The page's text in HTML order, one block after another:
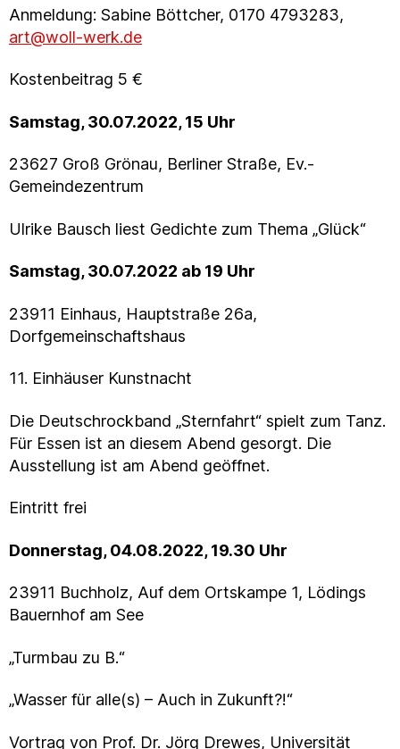
Anmeldung: Sabine Böttcher, 0170 4793283,
art@woll-werk.de
Kostenbeitrag 5 €
Samstag, 30.07.2022, 15 Uhr
23627 Groß Grönau, Berliner Straße, Ev.-
Gemeindezentrum
Ulrike Bausch liest Gedichte zum Thema „Glück“
Samstag, 30.07.2022 ab 19 Uhr
23911 Einhaus, Hauptstraße 26a,
Dorfgemeinschaftshaus
11. Einhäuser Kunstnacht
Die Deutschrockband „Sternfahrt“ spielt zum Tanz.
Für Essen ist an diesem Abend gesorgt. Die
Ausstellung ist am Abend geöffnet.
Eintritt frei
Donnerstag, 04.08.2022, 19.30 Uhr
23911 Buchholz, Auf dem Ortskampe 1, Lödings
Bauernhof am See
„Turmbau zu B.“
„Wasser für alle(s) – Auch in Zukunft?!“
Vortrag von Prof. Dr. Jörg Drewes, Universität